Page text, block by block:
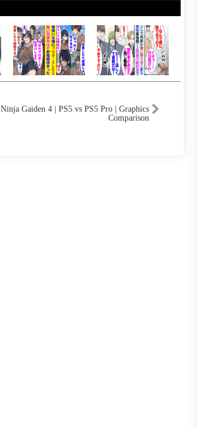
Ninja Gaiden 4 | PS5 vs PS5 Pro | Graphics
Comparison